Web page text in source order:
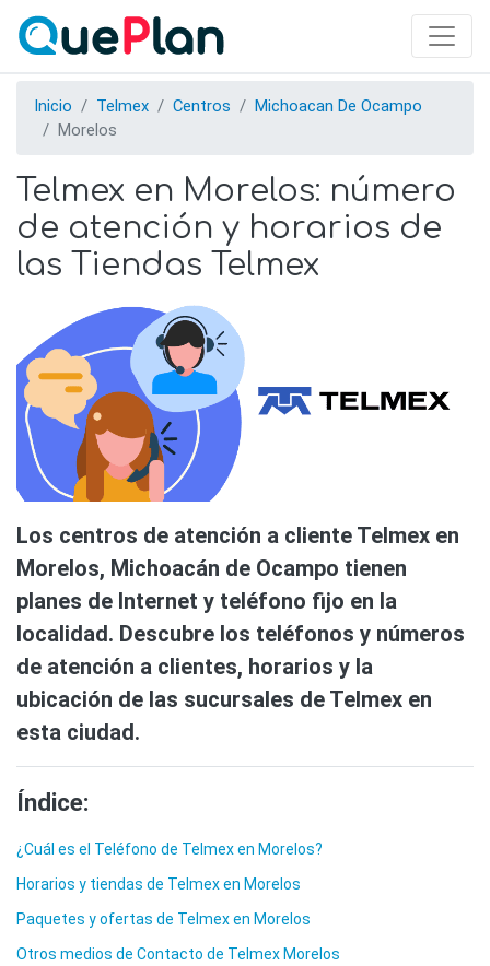
Inicio Telmex Centros
Michoacan De Ocampo
Morelos
Telmex en Morelos: número
de atención y horarios de
las Tiendas Telmex
Los centros de atención a cliente Telmex en
Morelos, Michoacán de Ocampo tienen
planes de Internet y teléfono fijo en la
localidad. Descubre los teléfonos y números
de atención a clientes, horarios y la
ubicación de las sucursales de Telmex en
esta ciudad.
Índice:
¿Cuál es el Teléfono de Telmex en Morelos?
Horarios y tiendas de Telmex en Morelos
Paquetes y ofertas de Telmex en Morelos
Otros medios de Contacto de Telmex Morelos